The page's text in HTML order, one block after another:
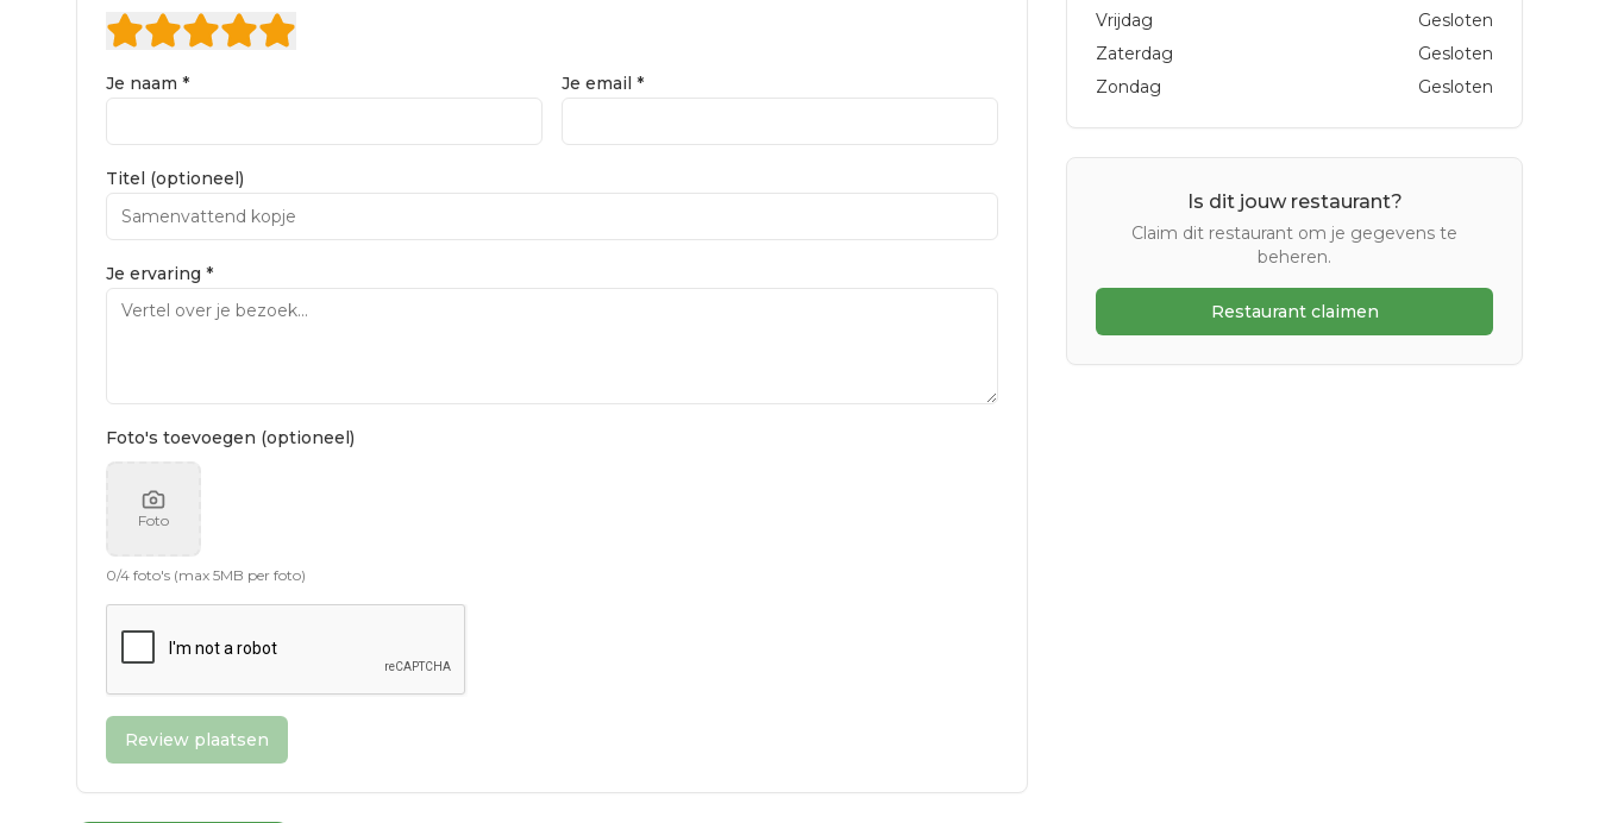
Je naam * Je email *
Titel (optioneel)
Je ervaring *
Foto's toevoegen (optioneel)
Foto
0/4 foto's (max 5MB per foto)
Review plaatsen
Vrijdag
Gesloten
Zaterdag
Gesloten
Zondag
Gesloten
Is dit jouw restaurant?
Claim dit restaurant om je gegevens te
beheren.
Restaurant claimen